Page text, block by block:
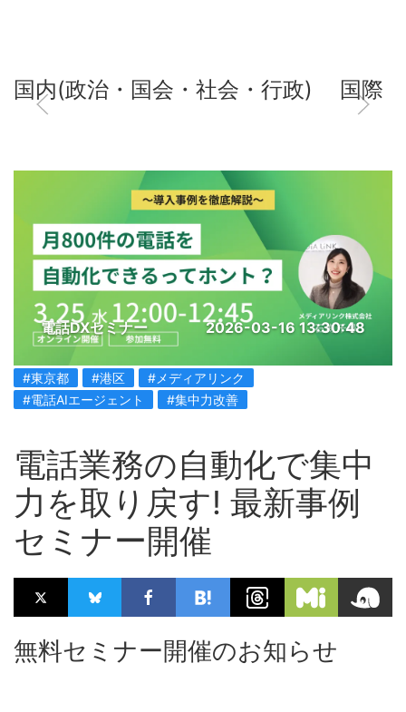
国内(政治・国会・社会・行政) 国際
電話DXセミナー 2026-03-16 13:30:48
#東京都 #港区
#メディアリンク
#電話AIエージェント
#集中力改善
電話業務の自動化で集中
力を取り戻す! 最新事例
セミナー開催
無料セミナー開催のお知らせ